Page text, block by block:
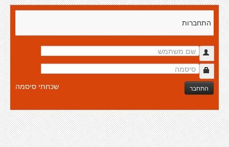
התחברות
התחבר שכחתי סיסמה